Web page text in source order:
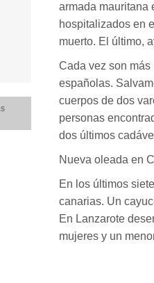
armada mauritana
hospitalizados en
muerto. El último,
Cada vez son
españolas.
cuerpos de dos
personas
dos últimos
Nueva oleada en
En los últimos
canarias. Un
En Lanzarote
mujeres y un